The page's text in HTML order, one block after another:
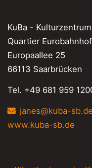
KuBa -
Quartier Eurobahnhof
Europaallee 25
66113 Saarbrücken
Tel. +49 681 959
janes@kuba-sb.de
www.kuba-sb.de